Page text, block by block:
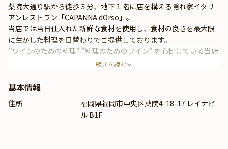
薬院大通り駅から徒歩３分、地下１階に店を構える隠れ家イタリ
アンレストラン「CAPANNA dOrso」。
当店では当日仕入れた新鮮な食材を使用し、食材の良さを最大限
に生かした料理を日替わりでご提供しております。
''ワインのための料理" "料理のためのワイン" を心掛けている当店
では、季節や料理に合わせてセレクトしたワインも併せてお楽し
続きを読む
基本情報
住所
福岡県福岡市中央区薬院4-18-17 レイナビ
ル B1F